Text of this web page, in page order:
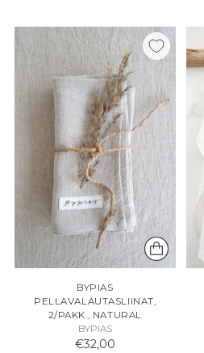
BYPIAS
PELLAVALAUTASLIINAT,
2/PAKK., NATURAL
BYPIAS
€32,00